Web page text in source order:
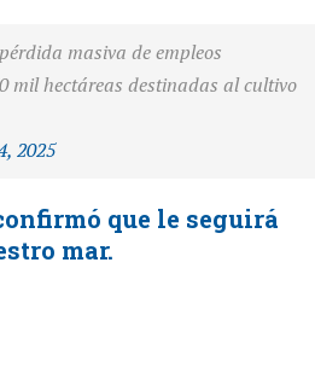
masiva de empleos
mil hectáreas destinadas al cultivo
2025
que le seguirá
mar.